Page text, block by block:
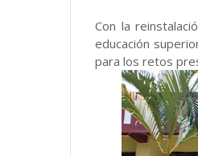
Con la
educación
para los retos